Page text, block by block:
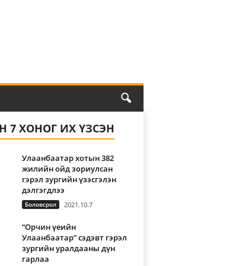
7 ХОНОГ ИХ ҮЗСЭН
Улаанбаатар хотын 382
жилийн ойд зориулсан
гэрэл зургийн үзэсгэлэн
дэлгэгдлээ
Боловсрол 2021.10.7
“Орчин үеийн
Улаанбаатар” сэдэвт гэрэл
зургийн уралдааны дүн
гарлаа